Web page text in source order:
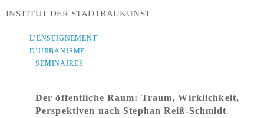
INSTITUT DER STADTBAUKUNST
L’ENSEIGNEMENT
D’URBANISME
SEMINAIRES
Der öffentliche Raum: Traum, Wirklichkeit,
Perspektiven nach Stephan Reiß-Schmidt